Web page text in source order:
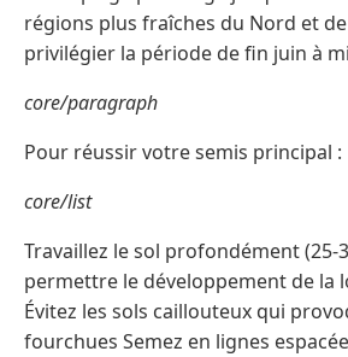
régions plus fraîches du Nord et
privilégier la période de fin juin à
core/paragraph
Pour réussir votre semis principal :
core/list
Travaillez le sol profondément (25-
permettre le développement de la
Évitez les sols caillouteux qui
fourchues Semez en lignes